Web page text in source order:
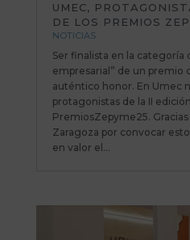
UMEC,
DE LOS PREMIOS
NOTICIAS
Ser finalista en la categoría
empresarial” de un premio
auténtico honor. En Umec
protagonistas de la II
PremiosZepyme25. Gracias
Zaragoza por convocar
en valor el...